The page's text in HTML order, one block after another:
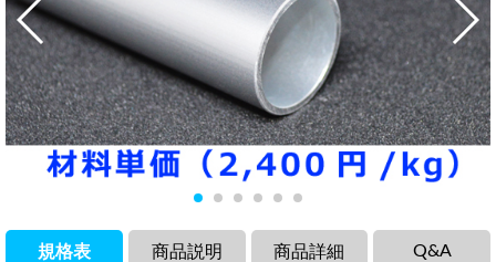
規格表 商品説明 商品詳細 Q&A